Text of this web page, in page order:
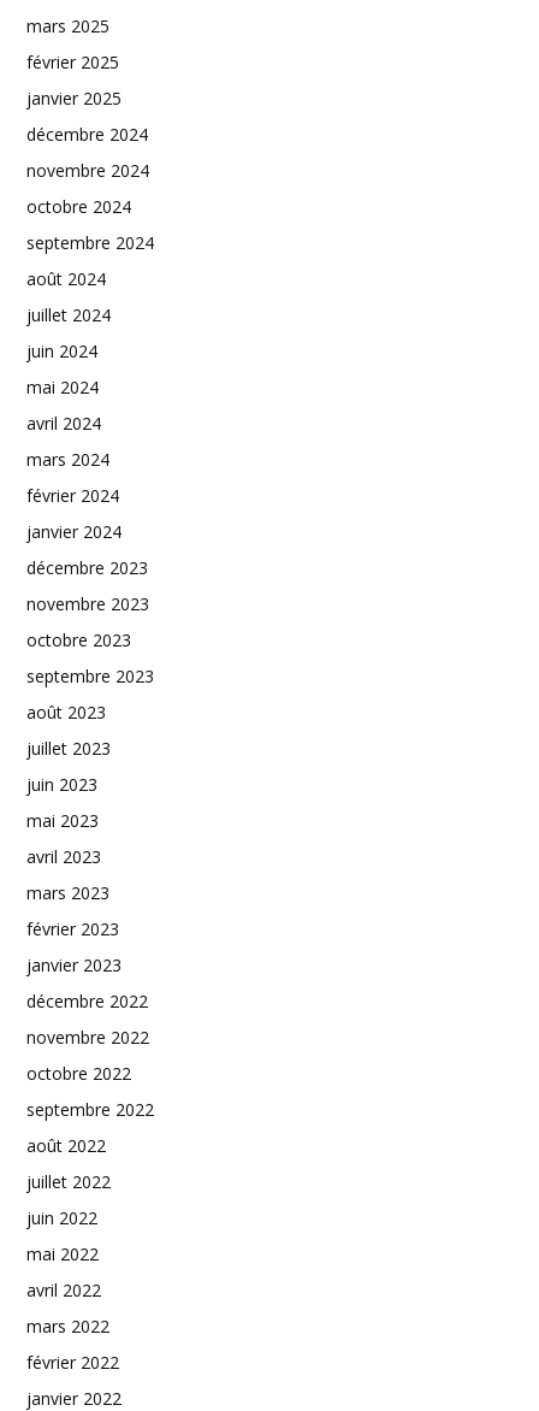
mars 2025
février 2025
janvier 2025
décembre 2024
novembre 2024
octobre 2024
septembre 2024
août 2024
juillet 2024
juin 2024
mai 2024
avril 2024
mars 2024
février 2024
janvier 2024
décembre 2023
novembre 2023
octobre 2023
septembre 2023
août 2023
juillet 2023
juin 2023
mai 2023
avril 2023
mars 2023
février 2023
janvier 2023
décembre 2022
novembre 2022
octobre 2022
septembre 2022
août 2022
juillet 2022
juin 2022
mai 2022
avril 2022
mars 2022
février 2022
janvier 2022